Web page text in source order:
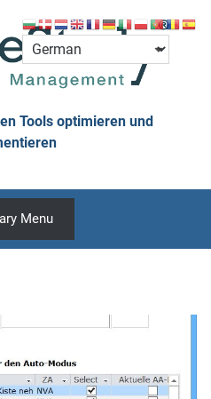
Tools optimieren und
Menu